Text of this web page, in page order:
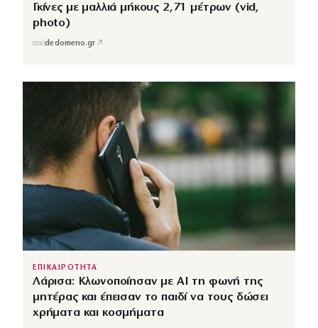
Γκίνες με μαλλιά μήκους 2,71 μέτρων (vid,
photo)
απόdedomeno.gr ↗
ΕΠΙΚΑΙΡΟΤΗΤΑ
Λάρισα: Κλωνοποίησαν με AI τη φωνή της
μητέρας και έπεισαν το παιδί να τους δώσει
χρήματα και κοσμήματα